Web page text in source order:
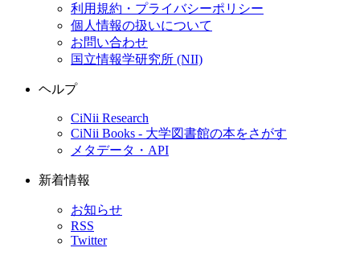
利用規約・プライバシーポリシー
個人情報の扱いについて
お問い合わせ
国立情報学研究所 (NII)
ヘルプ
CiNii Research
CiNii Books - 大学図書館の本をさがす
メタデータ・API
新着情報
お知らせ
RSS
Twitter